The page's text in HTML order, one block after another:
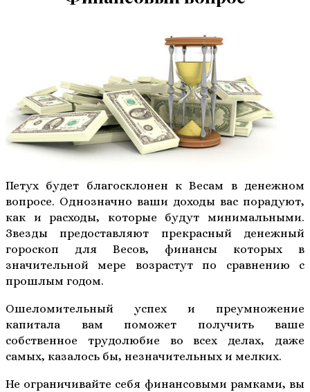
Петух будет благосклонен к Весам в денежном
вопросе. Однозначно ваши доходы вас порадуют,
как и расходы, которые будут минимальными.
Звезды предоставляют прекрасный денежный
гороскоп для Весов, финансы которых в
значительной мере возрастут по сравнению с
прошлым годом.
Ошеломительный успех и преумножение
капитала вам поможет получить ваше
собственное трудолюбие во всех делах, даже
самых, казалось бы, незначительных и мелких.
Не ограничивайте себя финансовыми рамками, вы